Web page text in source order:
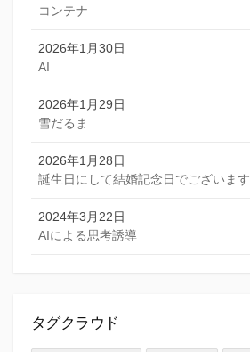
コンテナ
2026年1月30日
AI
2026年1月29日
雪だるま
2026年1月28日
誕生日にして結婚記念日でございます
2024年3月22日
AIによる思考誘導
タグクラウド